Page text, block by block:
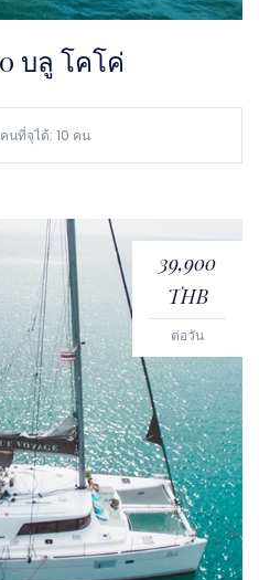
บลู โคโค่
นที่จุได้: 10 คน
39,900
THB
ต่อวัน